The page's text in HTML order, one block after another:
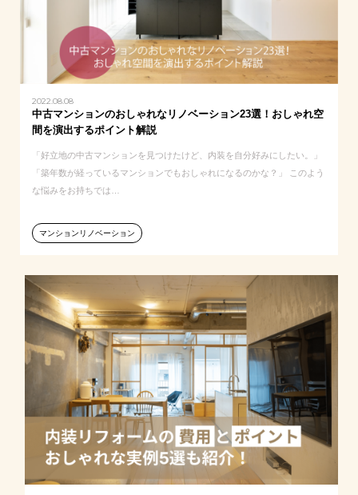
2022.08.08
中古マンションのおしゃれなリノベーション23選！おしゃれ空
間を演出するポイント解説
「好立地の中古マンションを見つけたけど、内装を自分好みにしたい。」
「築年数が経っているマンションでもおしゃれになるのかな？」 このよう
な悩みをお持ちでは…
マンションリノベーション